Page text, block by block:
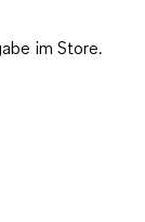
im Store.